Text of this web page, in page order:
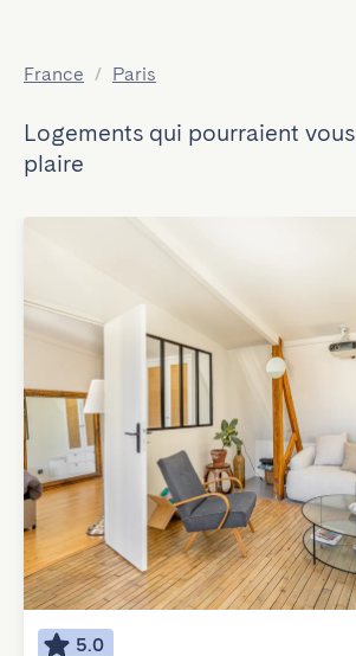
France / Paris
Logements qui pourraient vous
plaire
5.0